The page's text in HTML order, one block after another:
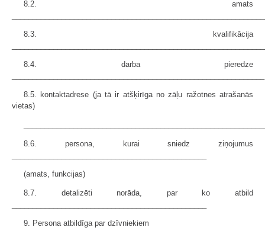
8.2. amats
8.3. kvalifikācija
8.4. darba pieredze
8.5. kontaktadrese (ja tā ir atšķirīga no zāļu ražotnes atrašanās
vietas)
8.6. persona, kurai sniedz ziņojumus
(amats, funkcijas)
8.7. detalizēti norāda, par ko atbild
9. Persona atbildīga par dzīvniekiem